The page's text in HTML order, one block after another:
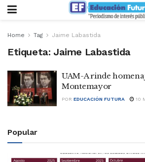
Home Tag Jaime Labastida
Etiqueta: Jaime Labastida
UAM-A rinde
Montemayor
POR EDUCACIÓN FUTURA 10
Popular